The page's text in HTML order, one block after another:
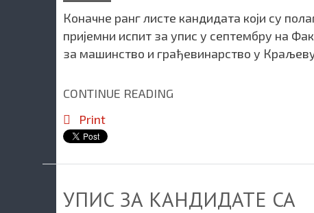
Коначне ранг листе кандидата који су
пријемни испит за упис у септембру на
за машинство и грађевинарство у
CONTINUE READING
Print
УПИС ЗА КАНДИДАТЕ СА